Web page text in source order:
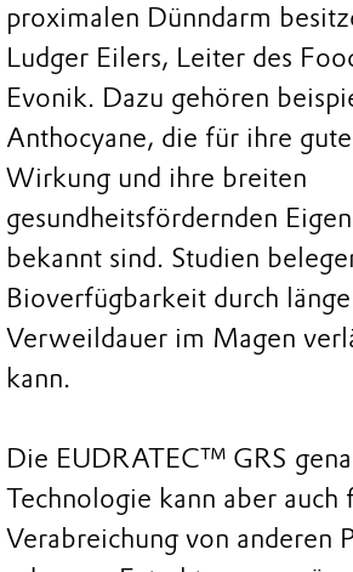
proximalen Dünndarm
Ludger Eilers, Leiter des
Evonik. Dazu gehören
Anthocyane, die für ihre
Wirkung und ihre breiten
gesundheitsfördernden
bekannt sind. Studien
Bioverfügbarkeit durch
Verweildauer im Magen
kann.
Die EUDRATEC™ GRS
Technologie kann aber
Verabreichung von anderen